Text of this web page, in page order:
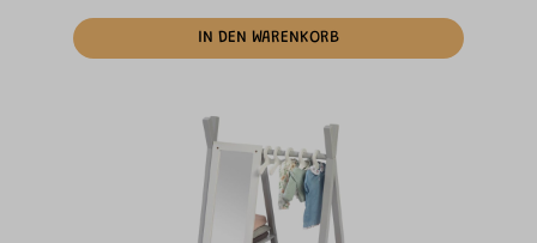
IN DEN WARENKORB